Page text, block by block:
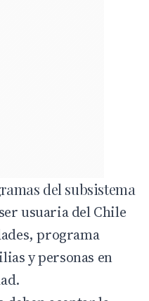
del subsistema
usuaria delChile
, programa
y personas en